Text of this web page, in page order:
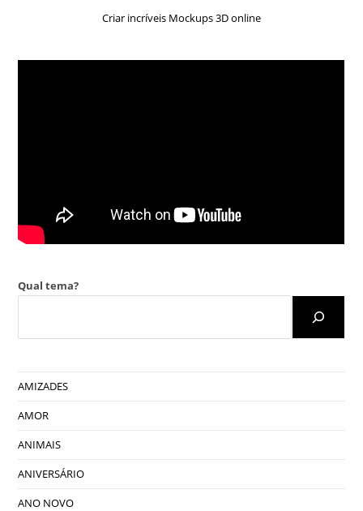
Criar incríveis Mockups 3D online
Qual tema?
AMIZADES
AMOR
ANIMAIS
ANIVERSÁRIO
ANO NOVO